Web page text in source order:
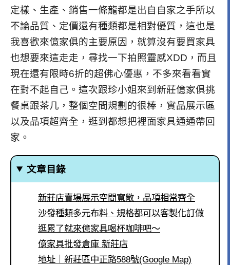
定樣、生產、銷售一條龍都是出自自家之手所以
不論品質、定價還有種類都是相對優質，這也是
我喜歡來億家俱的主要原因，就算沒有要買家具
也想要來這走走，尋找一下拍照靈感XDD，而且
現在還有限時6折的超佛心優惠，不多來看看實
在對不起自己。 這次跟珍小姐來到新莊億家俱挑
餐桌跟茶几， 整個空間規劃的很棒，實品展示區
以及品項超齊全，逛到都想把裡面家具通通帶回
家。
文章目錄
新莊店賣場展示空間寬敞，品項相當齊全
沙發種類多元布料、規格都可以客製化訂做
逛累了就來億家具喝杯咖啡吧～
億家具批發倉庫 新莊店
地址｜新莊區中正路588號(Google Map)